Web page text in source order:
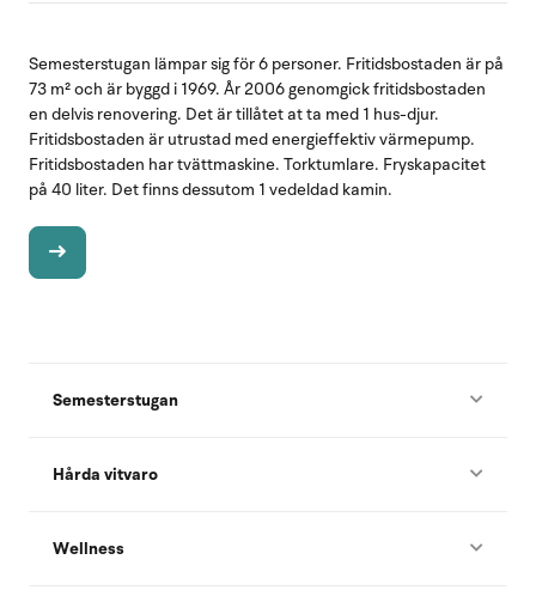
Semesterstugan lämpar sig för 6 personer. Fritidsbostaden är på
73 m² och är byggd i 1969. År 2006 genomgick fritidsbostaden
en delvis renovering. Det är tillåtet at ta med 1 hus-djur.
Fritidsbostaden är utrustad med energieffektiv värmepump.
Fritidsbostaden har tvättmaskine. Torktumlare. Fryskapacitet
på 40 liter. Det finns dessutom 1 vedeldad kamin.
Semesterstugan
Hårda vitvaro
Wellness